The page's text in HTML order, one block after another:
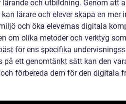
och utbildning. Genom att
kan lärare och elever skapa en mer
och öka elevernas digitala
om olika metoder och verktyg
för ens specifika
på ett genomtänkt sätt kan den
förbereda dem för den digitala